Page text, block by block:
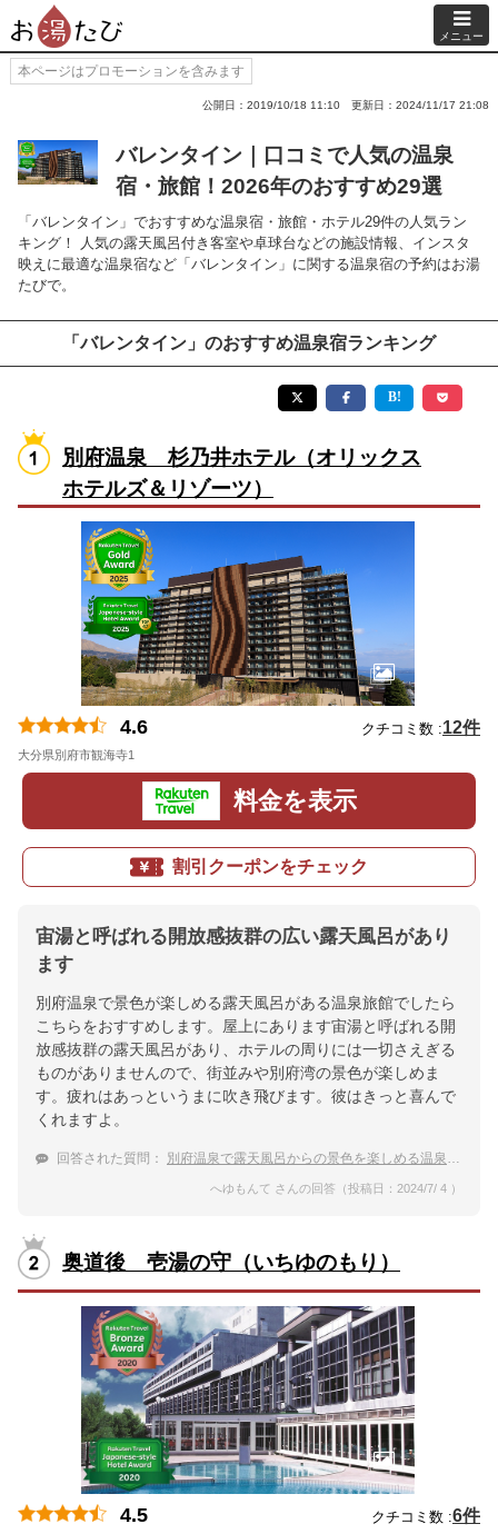
メニュー
本ページはプロモーションを含みます
公開日：2019/10/18 11:10 更新日：2024/11/17 21:08
バレンタイン｜口コミで人気の温泉
宿・旅館！2026年のおすすめ29選
「バレンタイン」でおすすめな温泉宿・旅館・ホテル29件の人気ラン
キング！ 人気の露天風呂付き客室や卓球台などの施設情報、インスタ
映えに最適な温泉宿など「バレンタイン」に関する温泉宿の予約はお湯
たびで。
「バレンタイン」のおすすめ温泉宿ランキング
別府温泉 杉乃井ホテル（オリックス
ホテルズ＆リゾーツ）
4.6 クチコミ数 :12件
大分県別府市観海寺1
料金を表示
割引クーポンをチェック
宙湯と呼ばれる開放感抜群の広い露天風呂があり
ます
別府温泉で景色が楽しめる露天風呂がある温泉旅館でしたら
こちらをおすすめします。屋上にあります宙湯と呼ばれる開
放感抜群の露天風呂があり、ホテルの周りには一切さえぎる
ものがありませんので、街並みや別府湾の景色が楽しめま
す。疲れはあっというまに吹き飛びます。彼はきっと喜んで
くれますよ。
回答された質問： 別府温泉で露天風呂からの景色を楽しめる温泉旅館を教えて！
へゆもんて さんの回答（投稿日：2024/7/ 4 ）
奥道後 壱湯の守（いちゆのもり）
4.5 クチコミ数 :6件